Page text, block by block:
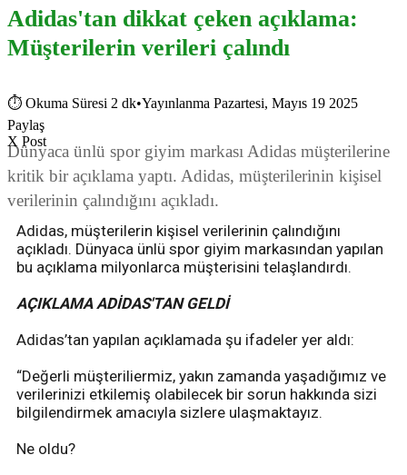
Adidas'tan dikkat çeken açıklama:
Müşterilerin verileri çalındı
⏱ Okuma Süresi 2 dk•Yayınlanma Pazartesi, Mayıs 19 2025
Paylaş
X Post
Dünyaca ünlü spor giyim markası Adidas müşterilerine
kritik bir açıklama yaptı. Adidas, müşterilerinin kişisel
verilerinin çalındığını açıkladı.
Adidas, müşterilerin kişisel verilerinin çalındığını
açıkladı. Dünyaca ünlü spor giyim markasından yapılan
bu açıklama milyonlarca müşterisini telaşlandırdı.
AÇIKLAMA ADİDAS'TAN GELDİ
Adidas’tan yapılan açıklamada şu ifadeler yer aldı:
“Değerli müşteriliermiz, yakın zamanda yaşadığımız ve
verilerinizi etkilemiş olabilecek bir sorun hakkında sizi
bilgilendirmek amacıyla sizlere ulaşmaktayız.
Ne oldu?